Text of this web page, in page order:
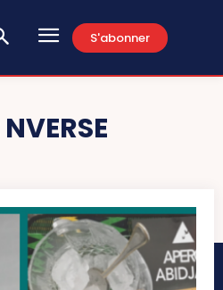
S'abonner
NVERSE